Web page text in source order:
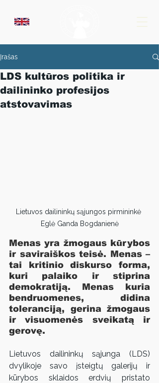
Įrašas
LDS kultūros politika ir
dailininko profesijos
atstovavimas
Lietuvos dailininkų sąjungos pirmininkė
Eglė Ganda Bogdanienė
Menas yra žmogaus kūrybos
ir saviraiškos teisė. Menas –
tai kritinio diskurso forma,
kuri palaiko ir stiprina
demokratiją. Menas kuria
bendruomenes, didina
toleranciją, gerina žmogaus
ir visuomenės sveikatą ir
gerovę.
Lietuvos dailininkų sąjunga (LDS)
dvylikoje savo įsteigtų galerijų ir
kūrybos sklaidos erdvių pristato